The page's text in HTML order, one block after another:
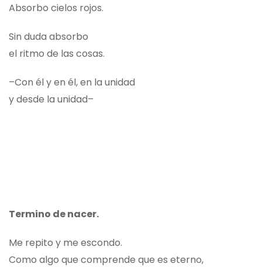
Absorbo cielos rojos.
Sin duda absorbo
el ritmo de las cosas.
–Con él y en él, en la unidad
y desde la unidad–
Termino de nacer.
Me repito y me escondo.
Como algo que comprende que es eterno,